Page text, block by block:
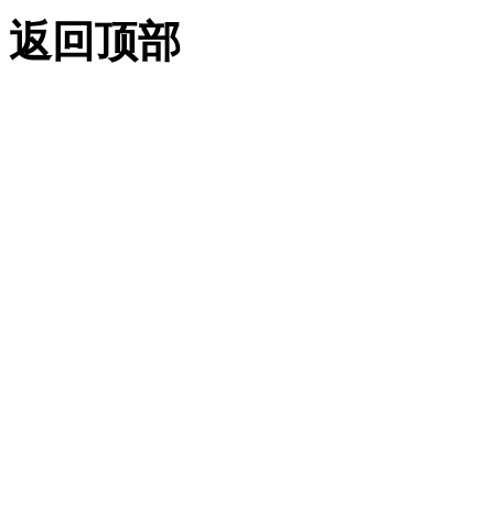
返回顶部